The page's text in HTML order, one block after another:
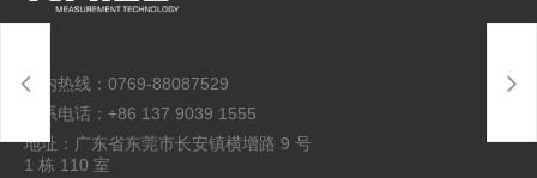
国内热线：0769-88087529
联系电话：+86 137 9039 1555
地址：广东省东莞市长安镇横增路 9 号
1 栋 110 室